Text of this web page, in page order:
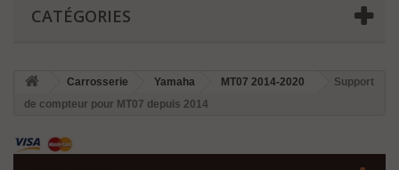
CATÉGORIES
Carrosserie Yamaha MT07 2014-2020
Support
de compteur pour MT07 depuis 2014